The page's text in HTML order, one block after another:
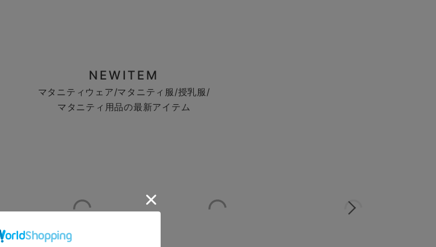
NEWITEM
マタニティウェア/マタニティ服/授乳服/
マタニティ用品の最新アイテム